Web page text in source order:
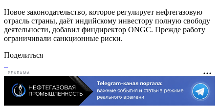
Новое законодательство, которое регулирует нефтегазовую
отрасль страны, даёт индийскому инвестору полную свободу
деятельности, добавил финдиректор ONGC. Прежде работу
ограничивали санкционные риски.
Поделиться
РЕКЛАМА